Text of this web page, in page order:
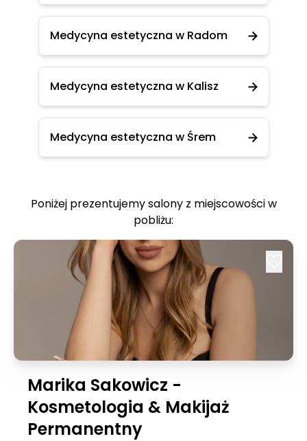
Medycyna estetyczna w Radom
Medycyna estetyczna w Kalisz
Medycyna estetyczna w Śrem
Poniżej prezentujemy salony z miejscowości w
pobliżu:
Marika Sakowicz -
Kosmetologia & Makijaż
Permanentny